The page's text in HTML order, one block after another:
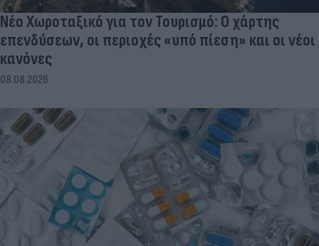
Νέο Χωροταξικό για τον Τουρισμό: Ο χάρτης
επενδύσεων, οι περιοχές «υπό πίεση» και οι νέοι
κανόνες
08.08.2026